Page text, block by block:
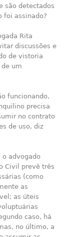
são detectados
foi assinado?
Rita
discussões e
de vistoria
um
funcionando,
precisa
no contrato
de uso, diz
advogado
Civil prevê três
(como
as
as úteis
caso, há
no último, a